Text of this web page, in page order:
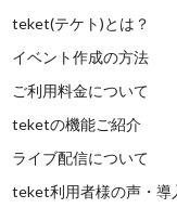
teket(テケト)とは？
イベント作成の方法
ご利用料金について
teketの機能ご紹介
ライブ配信について
teket利用者様の声・導